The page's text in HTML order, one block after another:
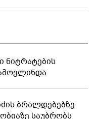
ნიტრატების
ბრალდებებზე
საუბრობს